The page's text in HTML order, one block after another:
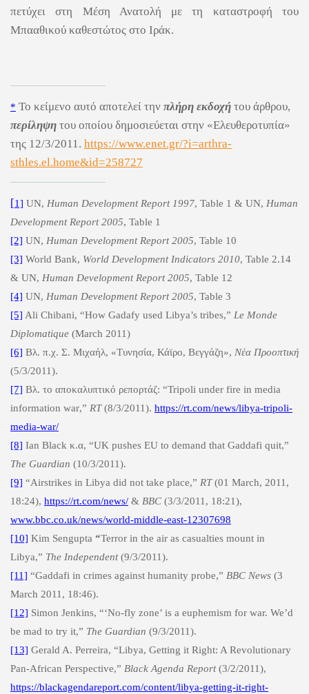
πετύχει στη Μέση Ανατολή με τη καταστροφή του
Μπααθικού καθεστώτος στο Ιράκ.
* Το κείμενο αυτό αποτελεί την πλήρη εκδοχήτου άρθρου,
περίληψητου οποίου δημοσιεύεται στην «Ελευθεροτυπία»
της 12/3/2011. https://www.enet.gr/?i=arthra-
sthles.el.home&id=258727
[1] UN, Human Development Report 1997, Table 1 & UN, Human
Development Report 2005, Table 1
[2] UN, Human Development Report 2005, Table 10
[3] World Bank, World Development Indicators 2010, Table 2.14
& UN, Human Development Report 2005, Table 12
[4] UN, Human Development Report 2005, Table 3
[5] Ali Chibani, “How Gadafy used Libya’s tribes,” Le Monde
Diplomatique(March 2011)
[6] Βλ. π.χ. Σ. Μιχαήλ, «Τυνησία, Κάϊρο, Βεγγάζη», Νέα Προοπτική
(5/3/2011).
[7] Βλ. το αποκαλυπτικό ρεπορτάζ: “Tripoli under fire in media
information war,” RT(8/3/2011). https://rt.com/news/libya-tripoli-
media-war/
[8] Ian Black κ.α, “UK pushes EU to demand that Gaddafi quit,”
The Guardian (10/3/2011).
[9] “Airstrikes in Libya did not take place,” RT(01 March, 2011,
18:24), https://rt.com/news/& BBC(3/3/2011, 18:21),
www.bbc.co.uk/news/world-middle-east-12307698
[10] Kim Sengupta “Terror in the air as casualties mount in
Libya,” The Independent(9/3/2011).
[11] “Gaddafi in crimes against humanity probe,” BBC News(3
March 2011, 18:46).
[12] Simon Jenkins, “‘No-fly zone’ is a euphemism for war. We’d
be mad to try it,” The Guardian (9/3/2011).
[13] Gerald A. Perreira, “Libya, Getting it Right: A Revolutionary
Pan-African Perspective,” Black Agenda Report(3/2/2011),
https://blackagendareport.com/content/libya-getting-it-right-